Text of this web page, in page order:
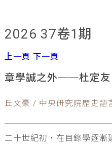
2026 37卷1期
上一頁 下一頁
章學誠之外──杜定友
丘文豪 / 中央研究院歷史語
二十世紀初，在目錄學逐